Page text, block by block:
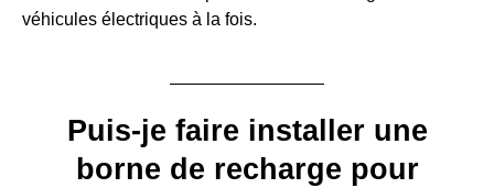
véhicules électriques à la fois.
Puis-je faire installer une
borne de recharge pour